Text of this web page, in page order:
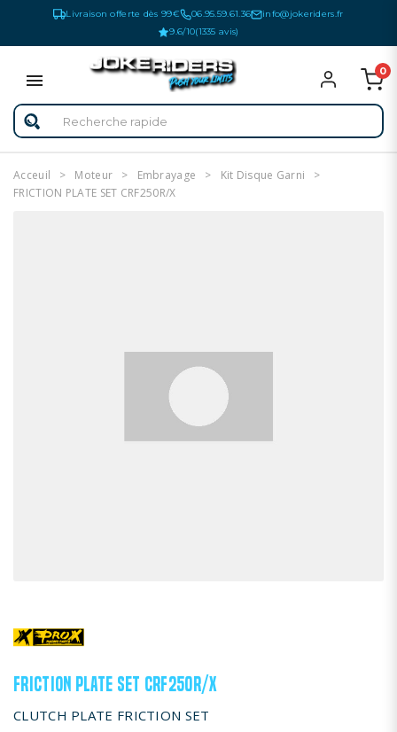
Livraison offerte dès 99€ 06.95.59.61.36
info@jokeriders.fr
9.6/10(1335 avis)
0
Acceuil Moteur Embrayage
Kit Disque Garni
FRICTION PLATE SET CRF250R/X
FRICTION PLATE SET CRF250R/X
CLUTCH PLATE FRICTION SET